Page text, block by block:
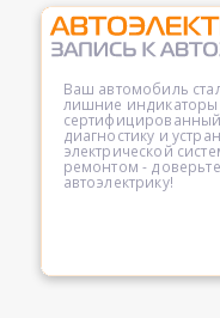
Ваш автомобиль
лишние
диагностику и
электрической
ремонтом -
автоэлектрику!